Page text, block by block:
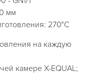
мм
270°С
на каждую
камере X-EQUAL;